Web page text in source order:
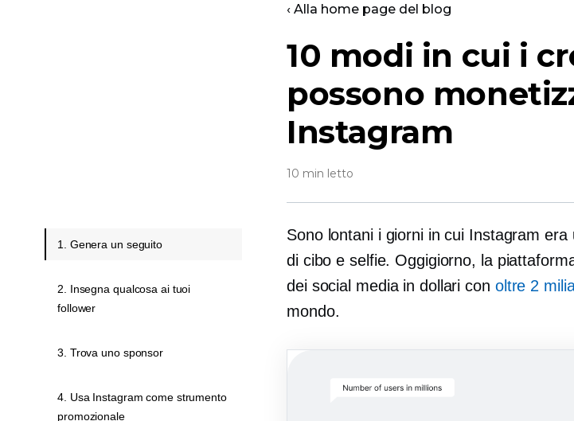
‹ Alla home page del blog
10 modi in cui i
possono
Instagram
10 min letto
Sono lontani i giorni in cui Instagram
di cibo e selfie. Oggigiorno, la
dei social media in dollari con oltre 2
mondo.
1. Genera un seguito
2. Insegna qualcosa ai tuoi
follower
3. Trova uno sponsor
4. Usa Instagram come strumento
promozionale